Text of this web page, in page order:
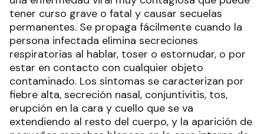
tener curso grave o fatal y causar secuelas
permanentes. Se propaga fácilmente cuando la
persona infectada elimina secreciones
respiratorias al hablar, toser o estornudar, o por
estar en contacto con cualquier objeto
contaminado. Los síntomas se caracterizan por
fiebre alta, secreción nasal, conjuntivitis, tos,
erupción en la cara y cuello que se va
extendiendo al resto del cuerpo, y la aparición de